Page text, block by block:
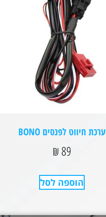
ערכת חיווט לפנסים BONO
89
₪
הוספה לסל